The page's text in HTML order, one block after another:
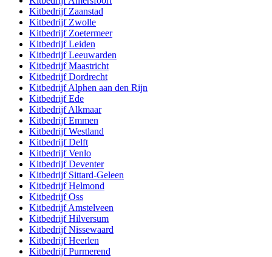
Kitbedrijf Zaanstad
Kitbedrijf Zwolle
Kitbedrijf Zoetermeer
KitbedrijfLeiden
KitbedrijfLeeuwarden
KitbedrijfMaastricht
KitbedrijfDordrecht
KitbedrijfAlphen aan den Rijn
KitbedrijfEde
KitbedrijfAlkmaar
KitbedrijfEmmen
KitbedrijfWestland
KitbedrijfDelft
KitbedrijfVenlo
KitbedrijfDeventer
Kitbedrijf Sittard-Geleen
KitbedrijfHelmond
KitbedrijfOss
KitbedrijfAmstelveen
KitbedrijfHilversum
KitbedrijfNissewaard
KitbedrijfHeerlen
KitbedrijfPurmerend